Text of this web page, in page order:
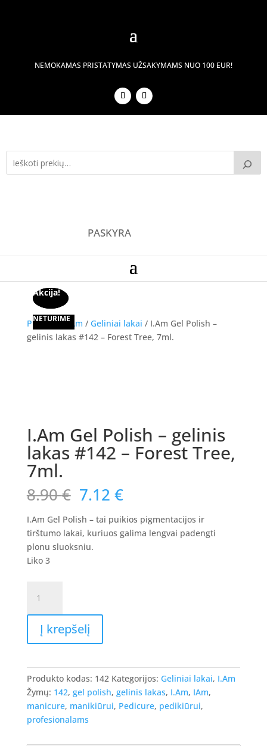
NEMOKAMAS PRISTATYMAS UŽSAKYMAMS NUO 100 EUR!
PASKYRA
Pradžia/I.Am / Geliniai lakai / I.Am Gel Polish –
gelinis lakas #142 – Forest Tree, 7ml.
I.Am Gel Polish – gelinis
lakas #142 – Forest Tree,
7ml.
8.90€ Original
price
was:
8.90 €.
7.12 €Current
price
is:
7.12 €.
I.Am Gel Polish – tai puikios pigmentacijos ir
tirštumo lakai, kuriuos galima lengvai padengti
plonu sluoksniu.
Liko 3
kiekis:
I.Am
Polish
gelinis
lakas
#142
-
Forest
Į krepšelį
Produkto kodas: 142 Kategorijos: Geliniai lakai, I.Am
Žymų: 142, gel polish, gelinis lakas, I.Am, IAm,
manicure, manikiūrui, Pedicure, pedikiūrui,
profesionalams
Akcija!
NETURIME
Akcija!